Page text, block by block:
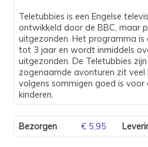
Teletubbies is een Engelse
ontwikkeld door de BBC, maar
uitgezonden. Het programma
tot 3 jaar en wordt inmiddels
uitgezonden. De Teletubbies
zogenaamde avonturen zit veel
volgens sommigen goed is
kinderen.
Bezorgen € 5,95